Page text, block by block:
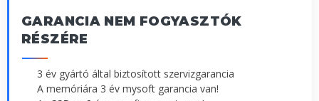
GARANCIA NEM FOGYASZTÓK
RÉSZÉRE
3 év gyártó által biztosított szervizgarancia
A memóriára 3 év mysoft garancia van!